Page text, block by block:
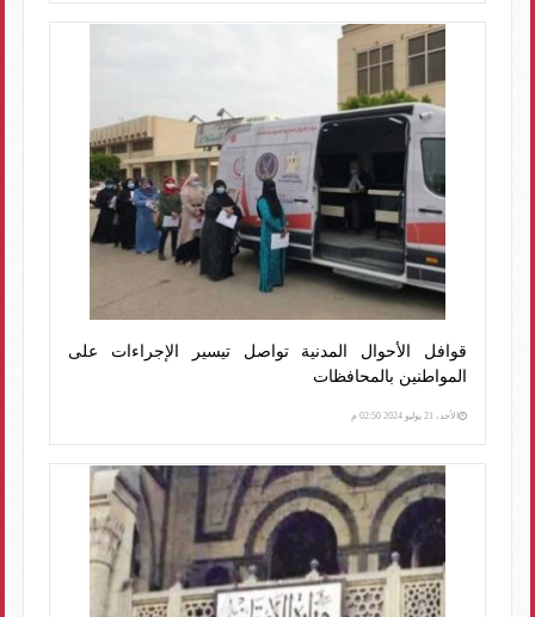
قوافل الأحوال المدنية تواصل تيسير الإجراءات على
المواطنين بالمحافظات
الأحد، 21 يوليو 2024 02:50 م